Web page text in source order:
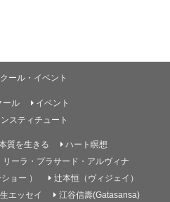
ール・イベント
ール
イベント
スティチュート
質を生きる
ハート瞑想
リーラ・プラサード・アルヴィナ
ョー ）
辻本恒（ヴィジェイ）
エッセイ 江谷信壽(Gatasansa)